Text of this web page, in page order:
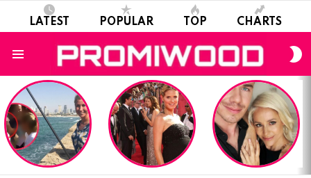
LATEST POPULAR TOP CHARTS
LATEST
STORIES